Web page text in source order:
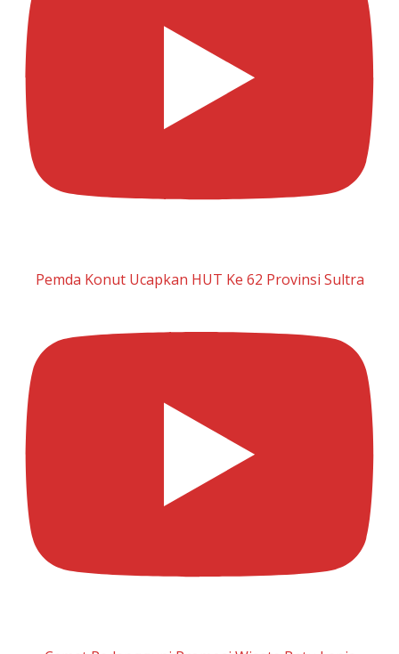
Pemda Konut Ucapkan HUT Ke 62 Provinsi Sultra